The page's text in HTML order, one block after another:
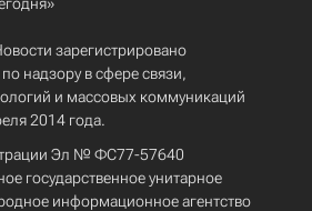
зарегистрировано
надзору в сфере связи,
и массовых коммуникаций
2014 года.
Эл № ФС77-57640
государственное унитарное
информационное агентство